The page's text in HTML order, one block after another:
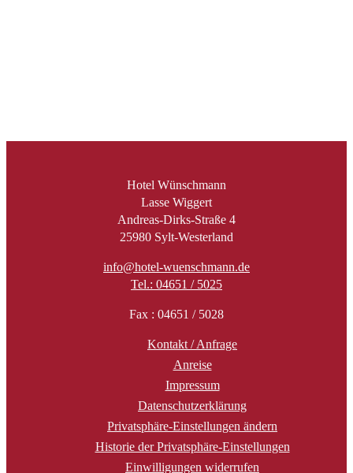
Hotel Wünschmann
Lasse Wiggert
Andreas-Dirks-Straße 4
25980 Sylt-Westerland
info@hotel-wuenschmann.de
Tel.: 04651 / 5025
Fax : 04651 / 5028
Kontakt / Anfrage
Anreise
Impressum
Datenschutzerklärung
Privatsphäre-Einstellungen ändern
Historie der Privatsphäre-Einstellungen
Einwilligungen widerrufen